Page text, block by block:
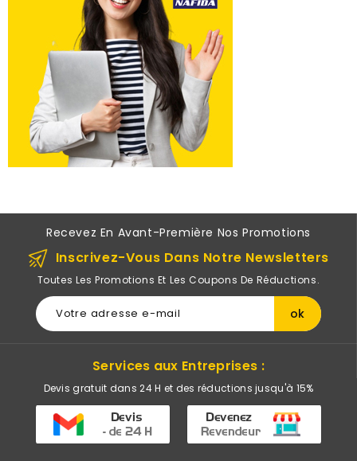
Recevez En Avant-Première Nos Promotions
Inscrivez-Vous Dans Notre Newsletters
Toutes Les Promotions Et Les Coupons De Réductions.
Services aux Entreprises :
Devis gratuit dans 24 H et des réductions jusqu'à 15%